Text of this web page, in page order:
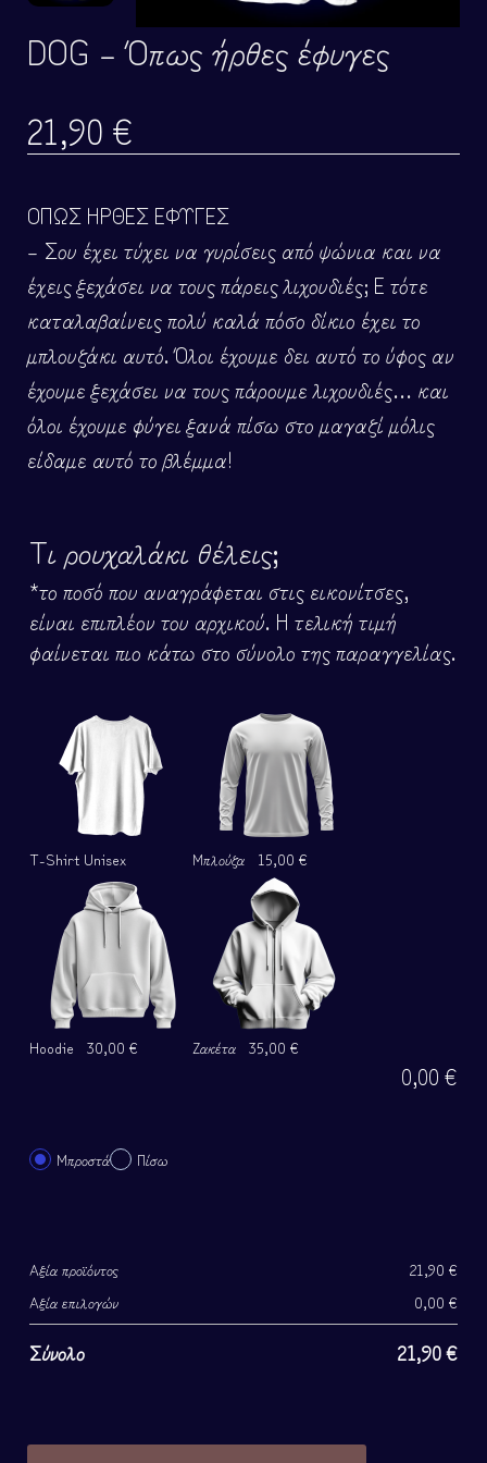
DOG – Όπως ήρθες έφυγες
21,90 €
ΟΠΩΣ ΗΡΘΕΣ ΕΦΥΓΕΣ
– Σου έχει τύχει να γυρίσεις από ψώνια και να
έχεις ξεχάσει να τους πάρεις λιχουδιές; Ε τότε
καταλαβαίνεις πολύ καλά πόσο δίκιο έχει το
μπλουζάκι αυτό. Όλοι έχουμε δει αυτό το ύφος αν
έχουμε ξεχάσει να τους πάρουμε λιχουδιές… και
όλοι έχουμε φύγει ξανά πίσω στο μαγαζί μόλις
είδαμε αυτό το βλέμμα!
Τι ρουχαλάκι θέλεις;
*το ποσό που αναγράφεται στις εικονίτσες,
είναι επιπλέον του αρχικού. Η τελική τιμή
φαίνεται πιο κάτω στο σύνολο της παραγγελίας.
T-Shirt Unisex Μπλούζα 15,00 €
Hoodie 30,00 € Ζακέτα 35,00 €
0,00 €
Μπροστά Πίσω
Αξία προϊόντος 21,90 €
Αξία επιλογών
0,00 €
Σύνολο 21,90€